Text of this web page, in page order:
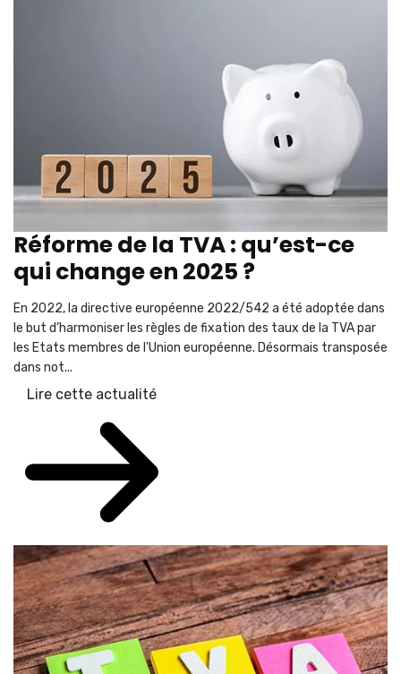
Réforme de la TVA : qu’est-ce
qui change en 2025 ?
En 2022, la directive européenne 2022/542 a été adoptée dans
le but d’harmoniser les règles de fixation des taux de la TVA par
les Etats membres de l'Union européenne. Désormais transposée
dans not...
Lire cette actualité